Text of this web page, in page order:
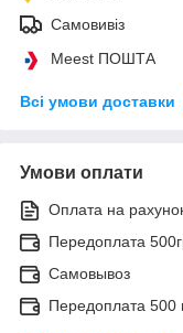
Самовивіз
Meest ПОШТА
Всі умови доставки
Умови оплати
Оплата на
Передоплата
Самовывоз
Передоплата 500